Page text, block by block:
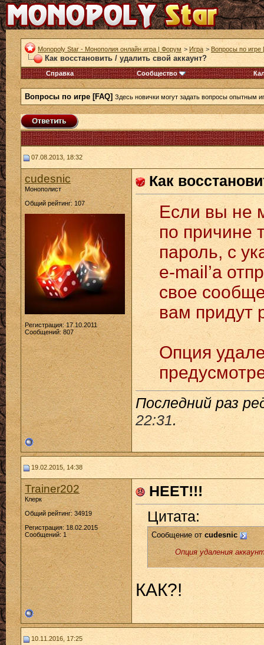
Monopoly Star - Монополия онлайн игра | Форум > Игра > Вопросы по игре
Как восстановить / удалить свой аккаунт?
Справка Сообщество
Вопросы по игре [FAQ] Здесь новички могут задать вопросы опытным
07.08.2013, 18:32
cudesnic
Монополист
Общий рейтинг: 107
Регистрация: 17.10.2011
Сообщений: 807
Как
Если вы не
по причине
пароль, с
e-mail’а
свое
вам придут
Опция
Последний раз
22:31.
19.02.2015, 14:38
Trainer202
Клерк
Общий рейтинг: 34919
Регистрация: 18.02.2015
Сообщений: 1
НЕЕТ!!!
Цитата:
Сообщение отcudesnic
Опция удаления
КАК?!
10.11.2016, 17:25